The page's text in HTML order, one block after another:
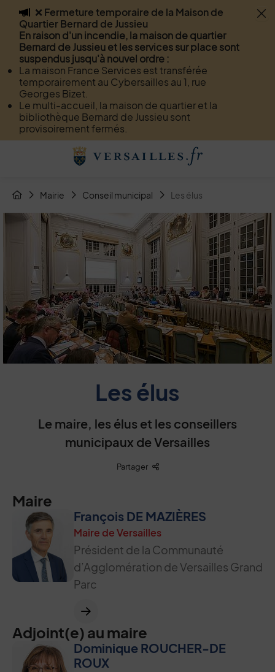
Flash info
❌ Fermeture temporaire de la Maison de
Quartier Bernard de Jussieu
En raison d'un incendie, la maison de quartier
Bernard de Jussieu et les services sur place sont
suspendus jusqu'à nouvel ordre :
La maison France Services est transférée
temporairement au Cybersailles au 1, rue
Georges Bizet.
Le multi-accueil, la maison de quartier et la
bibliothèque Bernard de Jussieu sont
provisoirement fermés.
Menu de raccourcis
Menu
Recherche
Page de contact
Contenu
Retour à l'accueil
Fil d'Arianne de la page
Page d'accueil du site
Mairie Conseil municipal Les élus
Image d'illustration de Les élus
Les élus
Le maire, les élus et les conseillers
municipaux de Versailles
Partager Liste des liens de partage
Maire
François DE MAZIÈRES
Maire de Versailles
Président de la Communauté
d’Agglomération de Versailles Grand
Parc
Adjoint(e) au maire
Dominique ROUCHER-DE
ROUX